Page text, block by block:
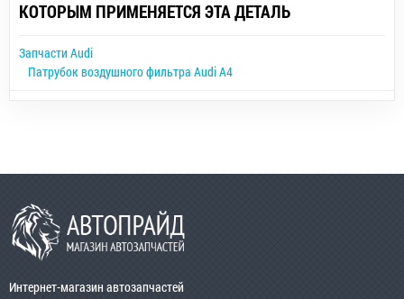
КОТОРЫМ ПРИМЕНЯЕТСЯ ЭТА ДЕТАЛЬ
Запчасти Audi
Патрубок воздушного фильтра Audi A4
Интернет-магазин автозапчастей